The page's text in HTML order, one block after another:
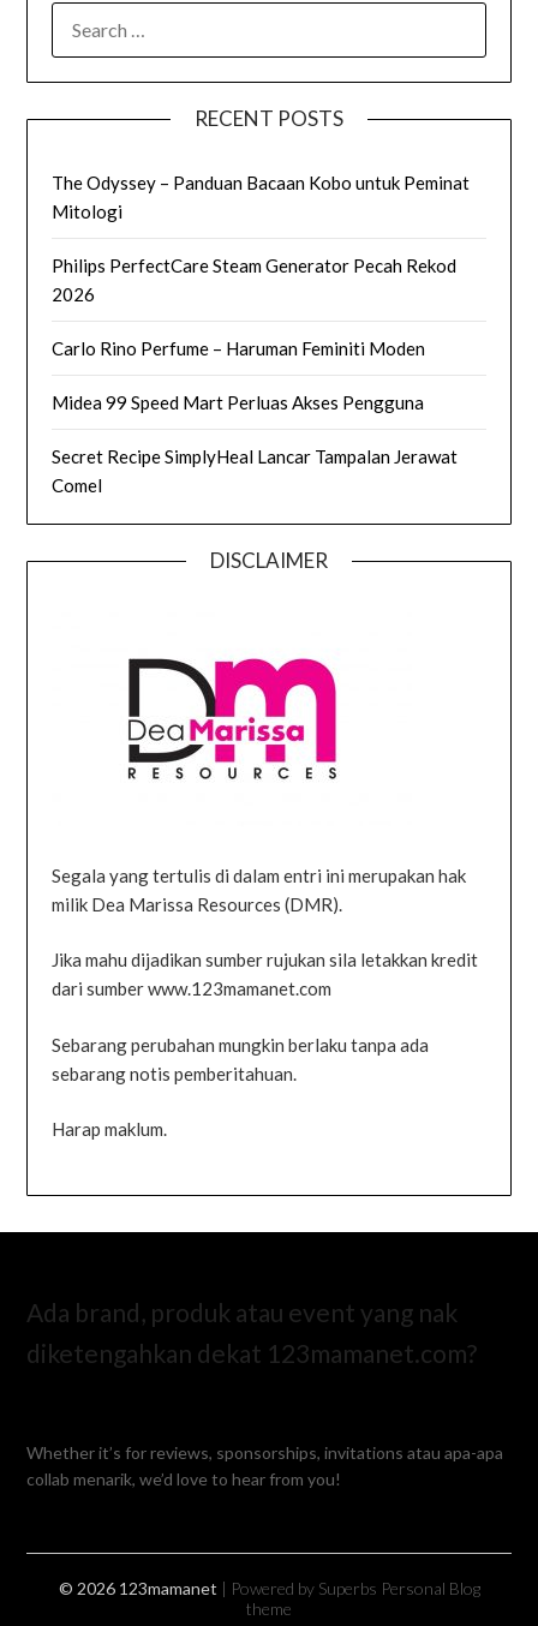
FOR:
RECENT POSTS
The Odyssey – Panduan Bacaan Kobo untuk Peminat
Mitologi
Philips PerfectCare Steam Generator Pecah Rekod
2026
Carlo Rino Perfume – Haruman Feminiti Moden
Midea 99 Speed Mart Perluas Akses Pengguna
Secret Recipe SimplyHeal Lancar Tampalan Jerawat
Comel
DISCLAIMER
Segala yang tertulis di dalam entri ini merupakan hak
milik Dea Marissa Resources (DMR).
Jika mahu dijadikan sumber rujukan sila letakkan kredit
dari sumber www.123mamanet.com
Sebarang perubahan mungkin berlaku tanpa ada
sebarang notis pemberitahuan.
Harap maklum.
Ada brand, produk atau event yang nak
diketengahkan dekat 123mamanet.com?
Whether it’s for reviews, sponsorships, invitations atau apa-apa
collab menarik, we’d love to hear from you!
© 2026 123mamanet | Powered by Superbs Personal Blog
theme